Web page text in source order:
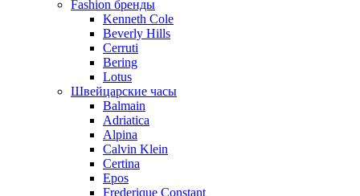
Fashion бренды
Kenneth Cole
Beverly Hills
Cerruti
Bering
Lotus
Швейцарские часы
Balmain
Adriatica
Alpina
Calvin Klein
Certina
Epos
Frederique Constant